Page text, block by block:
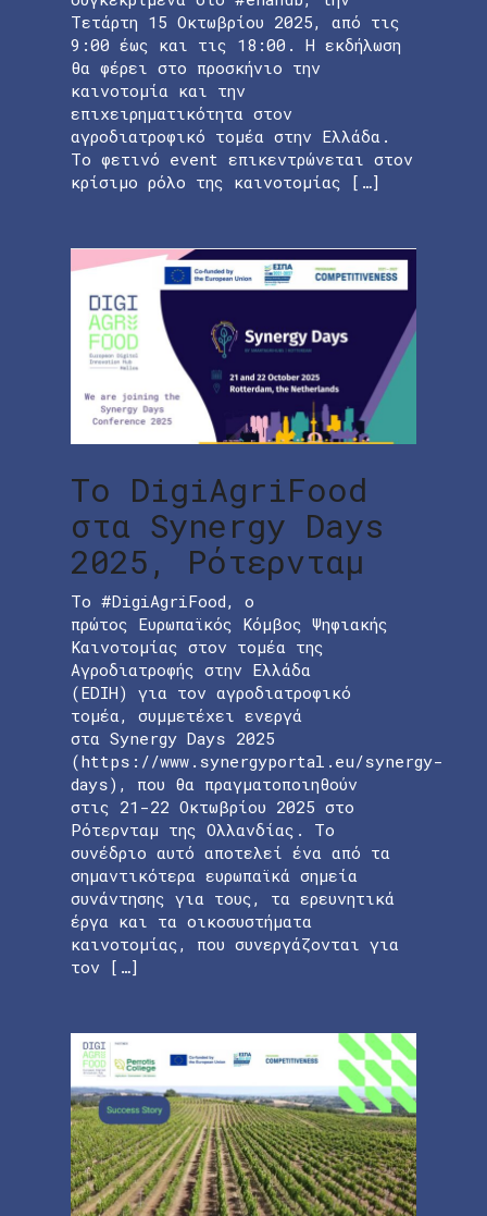
Τετάρτη 15 Οκτωβρίου 2025, από τις
9:00 έως και τις 18:00. Η εκδήλωση
θα φέρει στο προσκήνιο την
καινοτομία και την
επιχειρηματικότητα στον
αγροδιατροφικό τομέα στην Ελλάδα.
Το φετινό event επικεντρώνεται στον
κρίσιμο ρόλο της καινοτομίας […]
Το DigiAgriFood
στα Synergy Days
2025, Ρότερνταμ
Το #DigiAgriFood, ο
πρώτος Ευρωπαϊκός Κόμβος Ψηφιακής
Καινοτομίας στον τομέα της
Αγροδιατροφής στην Ελλάδα
(EDIH) για τον αγροδιατροφικό
τομέα, συμμετέχει ενεργά
στα Synergy Days 2025
(https://www.synergyportal.eu/synergy-
days), που θα πραγματοποιηθούν
στις 21-22 Οκτωβρίου 2025 στο
Ρότερνταμ της Ολλανδίας. Το
συνέδριο αυτό αποτελεί ένα από τα
σημαντικότερα ευρωπαϊκά σημεία
συνάντησης για τους, τα ερευνητικά
έργα και τα οικοσυστήματα
καινοτομίας, που συνεργάζονται για
τον […]